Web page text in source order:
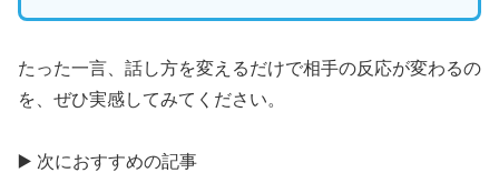
たった一言、話し方を変えるだけで相手の反応が変わるの
を、ぜひ実感してみてください。
▶️ 次におすすめの記事